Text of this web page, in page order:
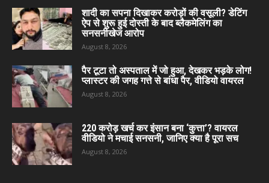
शादी का सपना दिखाकर करोड़ों की वसूली? डेटिंग
ऐप से शुरू हुई दोस्ती के बाद ब्लैकमेलिंग का
सनसनीखेज आरोप
August 8, 2026
पैर टूटा तो अस्पताल में जो हुआ, देखकर भड़के लोग!
प्लास्टर की जगह गत्ते से बांधा पैर, वीडियो वायरल
August 8, 2026
220 करोड़ खर्च कर इंसान बना ‘कुत्ता’? वायरल
वीडियो ने मचाई सनसनी, जानिए क्या है पूरा सच
August 8, 2026